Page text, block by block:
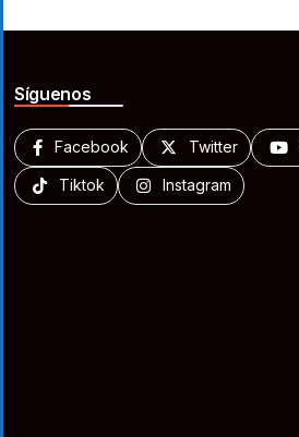
Síguenos
Facebook Twitter
Tiktok Instagram